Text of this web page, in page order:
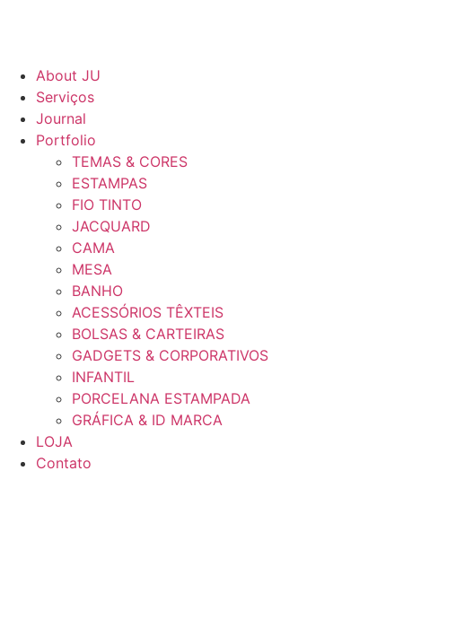
About JU
Serviços
Journal
Portfolio
TEMAS & CORES
ESTAMPAS
FIO TINTO
JACQUARD
CAMA
MESA
BANHO
ACESSÓRIOS TÊXTEIS
BOLSAS & CARTEIRAS
GADGETS & CORPORATIVOS
INFANTIL
PORCELANA ESTAMPADA
GRÁFICA & ID MARCA
LOJA
Contato